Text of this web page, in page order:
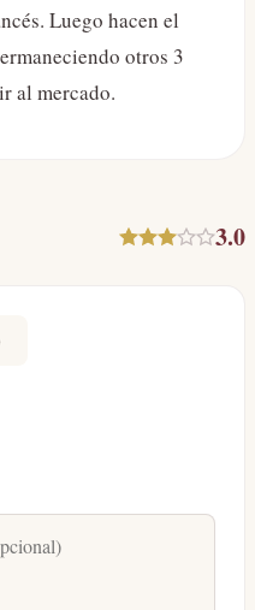
Luego hacen el
otros 3
al mercado.
3.0